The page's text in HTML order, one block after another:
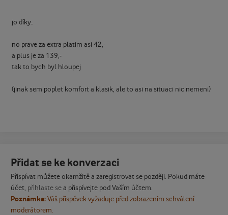
jo díky..
no prave za extra platim asi 42,-
a plus je za 139,-
tak to bych byl hloupej
(jinak sem poplet komfort a klasik, ale to asi na situaci nic nemeni)
Přidat se ke konverzaci
Přispívat můžete okamžitě a zaregistrovat se později. Pokud máte
účet, přihlaste sea přispívejte pod Vaším účtem.
Poznámka:Váš příspěvek vyžaduje před zobrazením schválení
moderátorem.